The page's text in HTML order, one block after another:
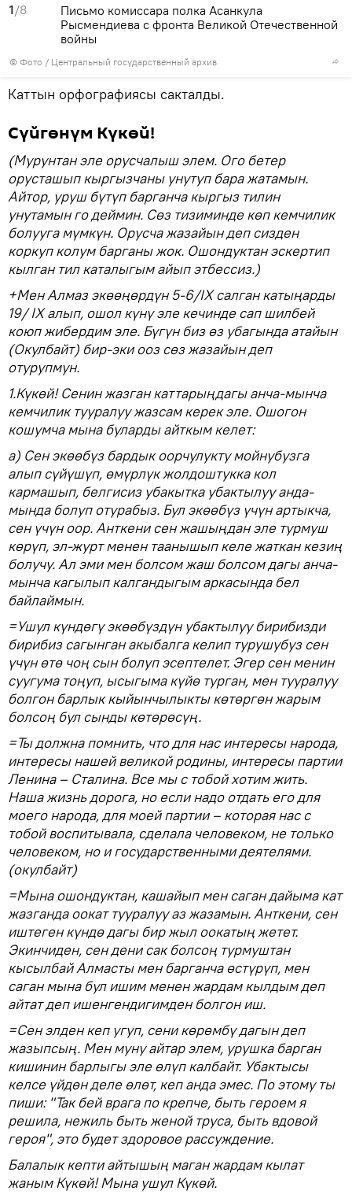
1/8
© Фото / Центральный государственный архив
Письмо комиссара полка Асанкула
Рысмендиева с фронта Великой Отечественной
войны
Каттын орфографиясы сакталды.
Сүйгөнүм Күкөй!
(Мурунтан эле орусчалыш элем. Ого бетер
орусташып кыргызчаны унутуп бара жатамын.
Айтор, уруш бүтүп барганча кыргыз тилин
унутамын го деймин. Сөз тизиминде көп кемчилик
болууга мүмкүн. Орусча жазайын деп сизден
коркуп колум барганы жок. Ошондуктан эскертип
кылган тил каталыгым айып этбессиз.)
+Мен Алмаз экөөңөрдүн 5-6/IX салган катыңарды
19/ IX алып, ошол күнү эле кечинде сап шилбей
коюп жибердим эле. Бүгүн биз өз убагында атайын
(Окулбайт) бир-эки ооз сөз жазайын деп
отурупмун.
1.Күкөй! Сенин жазган каттарыңдагы анча-мынча
кемчилик тууралуу жазсам керек эле. Ошогон
кошумча мына буларды айткым келет:
а) Сен экөөбүз бардык оорчулукту мойнубузга
алып сүйүшүп, өмүрлүк жолдоштукка кол
кармашып, белгисиз убакытка убактылуу анда-
мында болуп отурабыз. Бул экөөбүз үчүн артыкча,
сен үчүн оор. Анткени сен жашыңдан эле турмуш
көрүп, эл-журт менен таанышып келе жаткан кезиң
болучу. Ал эми мен болсом жаш болсом дагы анча-
мынча кагылып калгандыгым аркасында бел
байлаймын.
=Ушул күндөгү экөөбүздүн убактылуу бирибизди
бирибиз сагынган акыбалга келип турушубуз сен
үчүн өтө чоң сын болуп эсептелет. Эгер сен менин
суугума тоңуп, ысыгыма күйө турган, мен тууралуу
болгон барлык кыйынчылыкты көтөргөн жарым
болсоң бул сынды көтөрөсүң.
=Ты должна помнить, что для нас интересы народа,
интересы нашей великой родины, интересы партии
Ленина – Сталина. Все мы с тобой хотим жить.
Наша жизнь дорога, но если надо отдать его для
моего народа, для моей партии – которая нас с
тобой воспитывала, сделала человеком, не только
человеком, но и государственными деятелями.
(окулбайт)
=Мына ошондуктан, кашайып мен саган дайыма кат
жазганда оокат тууралуу аз жазамын. Анткени, сен
иштеген күндө дагы бир жыл оокатың жетет.
Экинчиден, сен дени сак болсоң турмуштан
кысылбай Алмасты мен барганча өстүрүп, мен
саган мына бул ишим менен жардам кылдым деп
айтат деп ишенгендигимден болгон иш.
=Сен элден кеп угуп, сени көрөмбү дагын деп
жазыпсың. Мен муну айтар элем, урушка барган
кишинин барлыгы эле өлүп калбайт. Убактысы
келсе үйдөн деле өлөт, кеп анда эмес. По этому ты
пиши: "Так бей врага по крепче, быть героем я
решила, нежиль быть женой труса, быть вдовой
героя", это будет здоровое рассуждение.
Балалык кепти айтышың маган жардам кылат
жаным Күкөй! Мына ушул Күкөй.